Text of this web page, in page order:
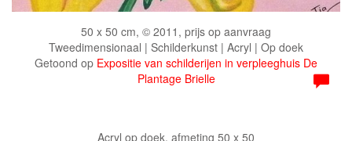
50 x 50 cm, © 2011, prijs op aanvraag
Tweedimensionaal | Schilderkunst | Acryl | Op doek
Getoond op Expositie van schilderijen in verpleeghuis De
Plantage Brielle
Acryl op doek, afmeting 50 x 50